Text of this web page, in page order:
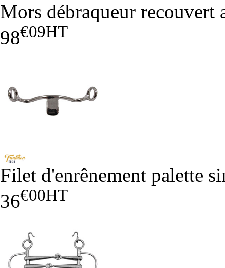
Mors débraqueur recouvert
98€09HT
Filet d'enrênement palette
36€00HT